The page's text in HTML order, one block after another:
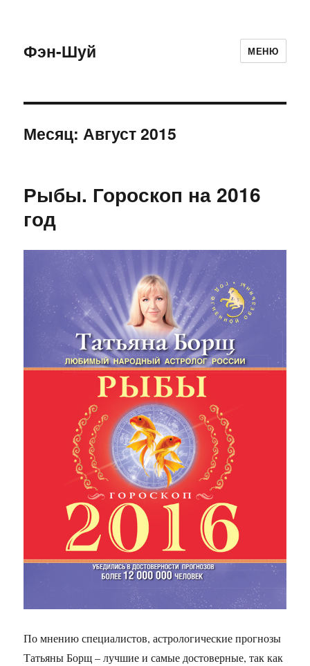
Фэн-Шуй МЕНЮ
Месяц:Август 2015
Рыбы. Гороскоп на 2016
год
По мнению специалистов, астрологические прогнозы
Татьяны Борщ – лучшие и самые достоверные, так как